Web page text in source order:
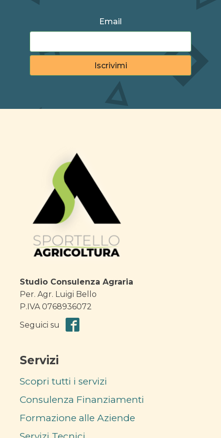
Email
Studio Consulenza Agraria
Per. Agr. Luigi Bello
P.IVA 0768936072
Seguici su
Servizi
Scopri tutti i servizi
Consulenza Finanziamenti
Formazione alle Aziende